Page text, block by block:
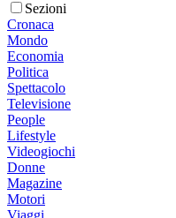
Sezioni
Cronaca
Mondo
Economia
Politica
Spettacolo
Televisione
People
Lifestyle
Videogiochi
Donne
Magazine
Motori
Viaggi